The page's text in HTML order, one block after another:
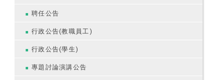
聘任公告
行政公告(教職員工)
行政公告(學生)
專題討論演講公告